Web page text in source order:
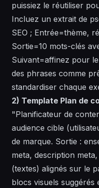
puissiez le réutiliser
Incluez un extrait de
SEO ; Entrée=thème,
Sortie=10 mots-clés
Suivant=affinez pour
des phrases comme
standardiser chaque
2) Template Plan de
"Planificateur de
audience cible
de marque. Sortie :
meta, description
(textes) alignés sur le
blocs visuels suggérés